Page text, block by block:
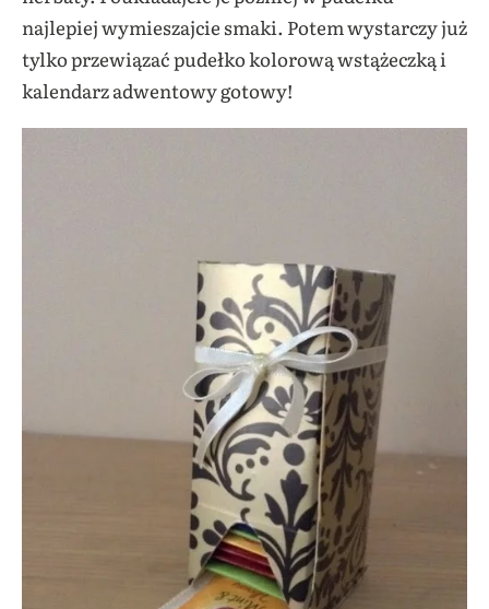
najlepiej wymieszajcie smaki. Potem wystarczy już
tylko przewiązać pudełko kolorową wstążeczką i
kalendarz adwentowy gotowy!